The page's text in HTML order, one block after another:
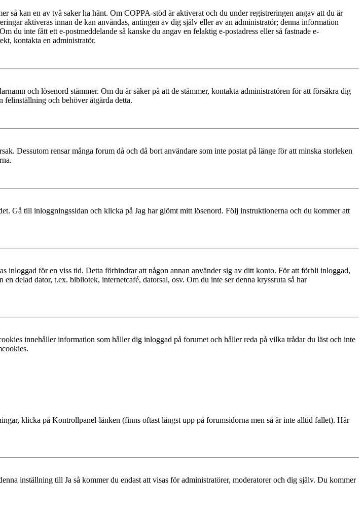
så kan en av två saker ha hänt. Om COPPA-stöd är aktiverat och du under registreringen angav att du är
aktiveras innan de kan användas, antingen av dig själv eller av an administratör; denna information
du inte fått ett e-postmeddelande så kanske du angav en felaktig e-postadress eller så fastnade e-
kontakta en administratör.
och lösenord stämmer. Om du är säker på att de stämmer, kontakta administratören för att försäkra dig
och behöver åtgärda detta.
Dessutom rensar många forum då och då bort användare som inte postat på länge för att minska storleken
Gå till inloggningssidan och klicka på Jag har glömt mitt lösenord. Följ instruktionerna och du kommer att
inloggad för en viss tid. Detta förhindrar att någon annan använder sig av ditt konto. För att förbli inloggad,
delad dator, t.ex. bibliotek, internetcafé, datorsal, osv. Om du inte ser denna kryssruta så har
innehåller information som håller dig inloggad på forumet och håller reda på vilka trådar du läst och inte
klicka på Kontrollpanel-länken (finns oftast längst upp på forumsidorna men så är inte alltid fallet). Här
inställning till Ja så kommer du endast att visas för administratörer, moderatorer och dig själv. Du kommer